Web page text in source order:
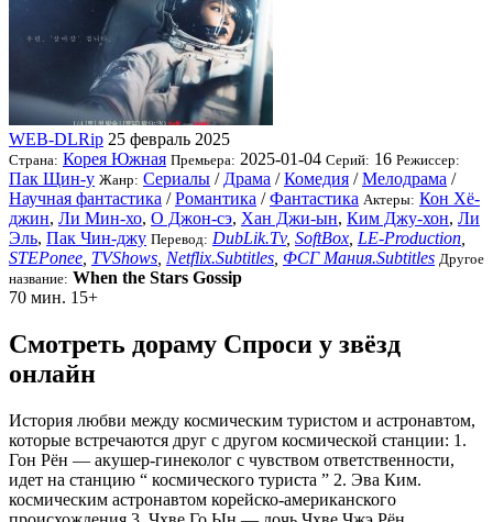
WEB-DLRip 25 февраль 2025
Страна: Корея Южная Премьера: 2025-01-04 Серий: 16 Режиссер:
Пак Щин-у Жанр: Сериалы / Драма /Комедия /Мелодрама /
Научная фантастика /Романтика /Фантастика Актеры: Кон Хё-
джин, Ли Мин-хо, О Джон-сэ, Хан Джи-ын, Ким Джу-хон, Ли
Эль, Пак Чин-джу Перевод: DubLik.Tv, SoftBox LE-Production
STEPonee TVShows Netflix.Subtitles ФСГ Мания.Subtitles Другое
название: When the Stars Gossip
70 мин. 15+
Смотреть дораму Спроси у звёзд
онлайн
История любви между космическим туристом и астронавтом,
которые встречаются друг с другом космической станции: 1.
Гон Рён — акушер-гинеколог с чувством ответственности,
идет на станцию “ космического туриста ” 2. Эва Ким.
космическим астронавтом корейско-американского